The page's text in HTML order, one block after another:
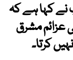
نے کہا ہے کہ
عزائم مشرق
کرتا۔